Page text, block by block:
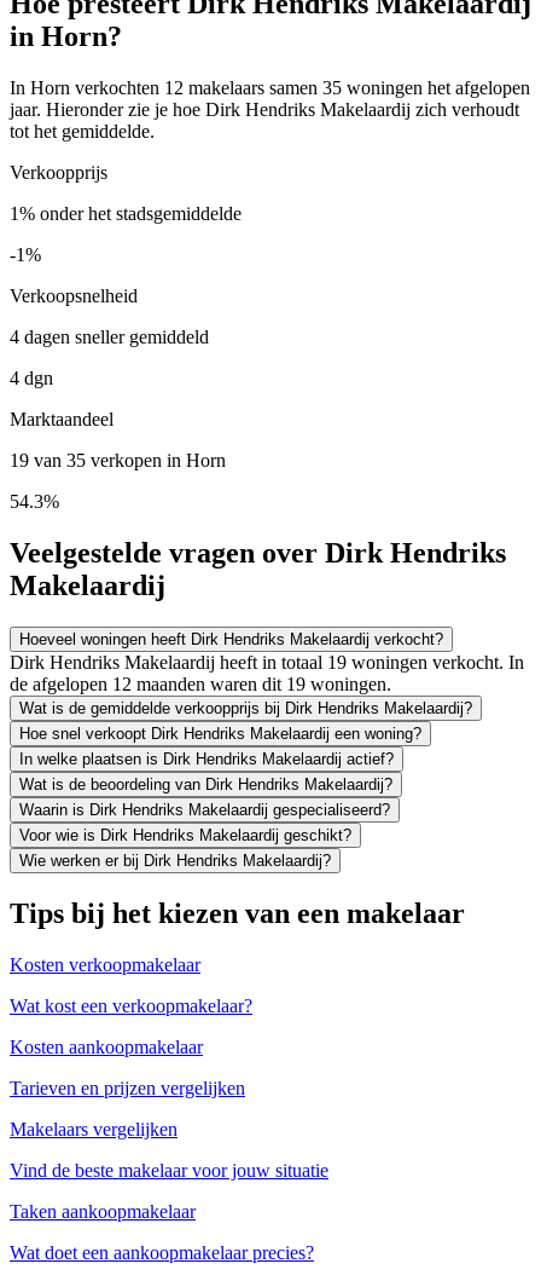
in Horn?
In Horn verkochten 12 makelaars samen 35 woningen het afgelopen
jaar. Hieronder zie je hoe Dirk Hendriks Makelaardij zich verhoudt
tot het gemiddelde.
Verkoopprijs
1% onder het stadsgemiddelde
-1%
Verkoopsnelheid
4 dagen sneller gemiddeld
4 dgn
Marktaandeel
19 van 35 verkopen in Horn
54.3%
Veelgestelde vragen over Dirk Hendriks
Makelaardij
Hoeveel woningen heeft Dirk Hendriks Makelaardij verkocht?
Dirk Hendriks Makelaardij heeft in totaal 19 woningen verkocht. In
de afgelopen 12 maanden waren dit 19 woningen.
Wat is de gemiddelde verkoopprijs bij Dirk Hendriks Makelaardij?
Hoe snel verkoopt Dirk Hendriks Makelaardij een woning?
In welke plaatsen is Dirk Hendriks Makelaardij actief?
Wat is de beoordeling van Dirk Hendriks Makelaardij?
Waarin is Dirk Hendriks Makelaardij gespecialiseerd?
Voor wie is Dirk Hendriks Makelaardij geschikt?
Wie werken er bij Dirk Hendriks Makelaardij?
Tips bij het kiezen van een makelaar
Kosten verkoopmakelaar
Wat kost een verkoopmakelaar?
Kosten aankoopmakelaar
Tarieven en prijzen vergelijken
Makelaars vergelijken
Vind de beste makelaar voor jouw situatie
Taken aankoopmakelaar
Wat doet een aankoopmakelaar precies?